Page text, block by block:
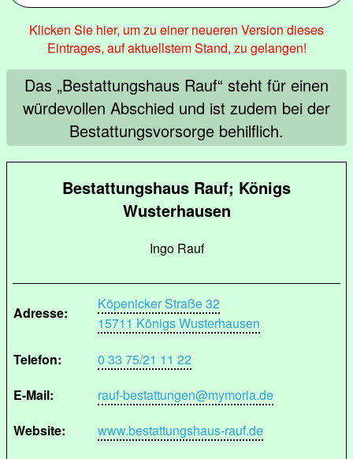
Klicken Sie hier, um zu einer neueren Version dieses
Eintrages, auf aktuellstem Stand, zu gelangen!
Das „Bestattungshaus Rauf“ steht für einen
würdevollen Abschied und ist zudem bei der
Bestattungsvorsorge behilflich.
Bestattungshaus Rauf; Königs
Wusterhausen
Ingo Rauf
Adresse:
Köpenicker Straße 32
15711 Königs Wusterhausen
Telefon:
0 33 75/21 11 22
E-Mail:
rauf-bestattungen@mymoria.de
Website:
www.bestattungshaus-rauf.de